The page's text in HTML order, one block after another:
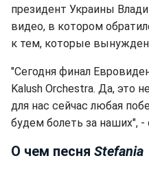
президент Украины
видео, в котором
к тем, которые
"Сегодня финал
Kalush Orchestra. Да, это
для нас сейчас любая
будем болеть за наших", -
О чем песня Stefania